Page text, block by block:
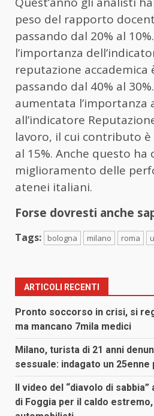
peso del rapporto
passando dal 20% al
l’importanza
reputazione
passando dal 40% al
aumentata
all’indicatore
lavoro, il cui contributo è
al 15%. Anche questo
miglioramento delle
atenei italiani.
Forse dovresti anche
Tags: bologna milano roma
ARTICOLI RECENTI
Pronto soccorso in crisi, si
ma mancano 7mila medici
Milano, turista di 21 anni
sessuale: indagato un 25enne
Il video del “diavolo di
di Foggia per il caldo